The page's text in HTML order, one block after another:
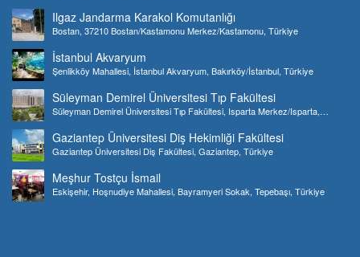
Ilgaz Jandarma Karakol Komutanlığı
Bostan, 37210 Bostan/Kastamonu Merkez/Kastamonu, Türkiye
İstanbul Akvaryum
Şenlikköy Mahallesi, İstanbul Akvaryum, Bakırköy/İstanbul, Türkiye
Süleyman Demirel Üniversitesi Tıp Fakültesi
Süleyman Demirel Üniversitesi Tıp Fakültesi, Isparta Merkez/Isparta,
Gaziantep Üniversitesi Diş Hekimliği Fakültesi
Gaziantep Üniversitesi Diş Fakültesi, Gaziantep, Türkiye
Meşhur Tostçu İsmail
Eskişehir, Hoşnudiye Mahallesi, Bayramyeri Sokak, Tepebaşı, Türkiye